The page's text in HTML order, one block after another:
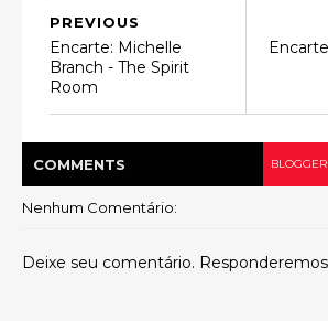
PREVIOUS
Encarte: Michelle
Branch - The Spirit
Room
COMMENTS BLOGGER
Nenhum Comentário:
Deixe seu comentário.